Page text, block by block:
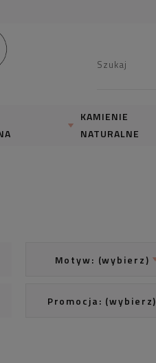
KAMIENIE
NATURALNE
Motyw: (wybierz)
Promocja: (wybierz)